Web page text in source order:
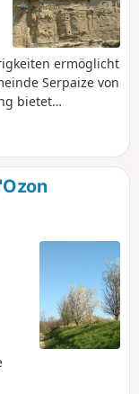
ermöglicht
Serpaize von
bietet
Mont Blanc ist
zum Start-
sich auf
Luzinay, um
die
Fußgänger
GPS leicht zu